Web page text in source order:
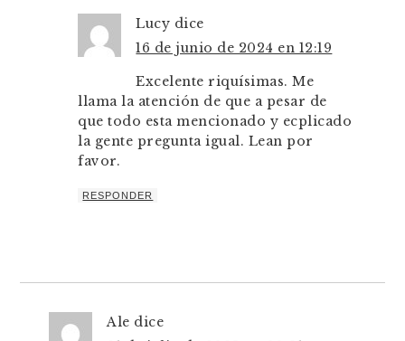
Lucy dice
16 de junio de 2024 en 12:19
Excelente riquísimas. Me
llama la atención de que a pesar de
que todo esta mencionado y ecplicado
la gente pregunta igual. Lean por
favor.
RESPONDER
Ale dice